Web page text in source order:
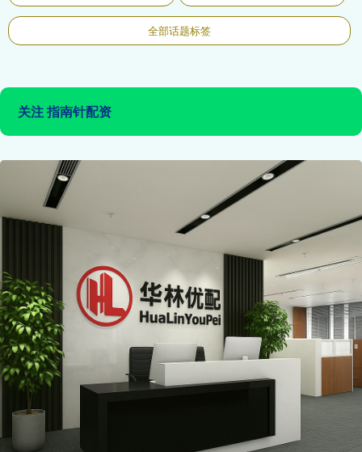
全部话题标签
关注 指南针配资